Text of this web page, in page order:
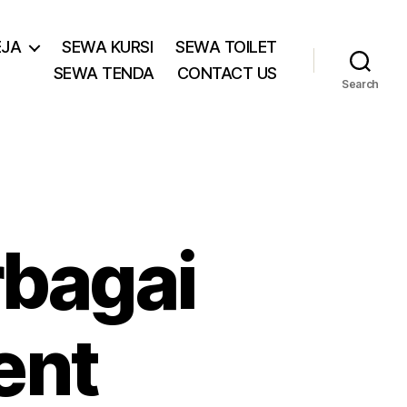
SEWA KURSI
SEWA TOILET
SEWA TENDA
CONTACT US
Search